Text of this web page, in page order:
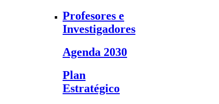
Profesores e
Investigadores
Agenda 2030
Plan
Estratégico